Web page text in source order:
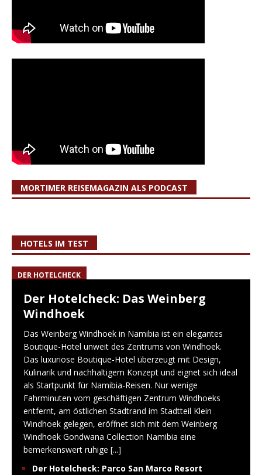
MORTIMER REISEMAGAZIN ALS PODCAST
HOTELS IM TEST
DER HOTELCHECK
Der Hotelcheck: Das Weinberg
Windhoek
Das Weinberg Windhoek in Namibia ist ein elegantes
Boutique-Hotel unweit des Zentrums von Windhoek.
Das luxuriöse Boutique-Hotel überzeugt mit Design,
Kulinarik und nachhaltigem Konzept und eignet sich ideal
als Startpunkt für Namibia-Reisen. Nur wenige
Fahrminuten vom geschäftigen Zentrum Windhoeks
entfernt, am östlichen Stadtrand im Stadtteil Klein
Windhoek gelegen, eröffnet sich mit dem Weinberg
Windhoek Gondwana Collection Namibia eine
bemerkenswert ruhige [...]
Der Hotelcheck: Parco San Marco Resort